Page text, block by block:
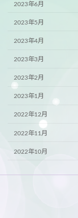
2023年6月
2023年5月
2023年4月
2023年3月
2023年2月
2023年1月
2022年12月
2022年11月
2022年10月